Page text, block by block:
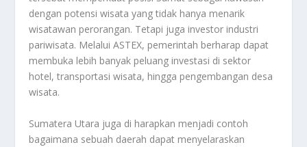
dengan potensi wisata yang tidak hanya menarik
wisatawan perorangan. Tetapi juga investor industri
pariwisata. Melalui ASTEX, pemerintah berharap dapat
membuka lebih banyak peluang investasi di sektor
hotel, transportasi wisata, hingga pengembangan desa
wisata.
Sumatera Utara juga di harapkan menjadi contoh
bagaimana sebuah daerah dapat menyelaraskan